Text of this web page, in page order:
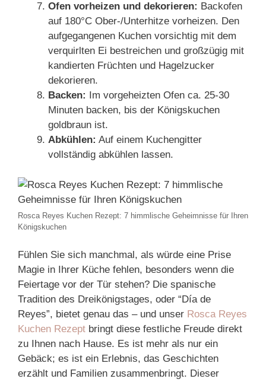
Ofen vorheizen und dekorieren: Backofen
auf 180°C Ober-/Unterhitze vorheizen. Den
aufgegangenen Kuchen vorsichtig mit dem
verquirlten Ei bestreichen und großzügig mit
kandierten Früchten und Hagelzucker
dekorieren.
Backen: Im vorgeheizten Ofen ca. 25-30
Minuten backen, bis der Königskuchen
goldbraun ist.
Abkühlen: Auf einem Kuchengitter
vollständig abkühlen lassen.
Rosca Reyes Kuchen Rezept: 7 himmlische Geheimnisse für Ihren
Königskuchen
Fühlen Sie sich manchmal, als würde eine Prise
Magie in Ihrer Küche fehlen, besonders wenn die
Feiertage vor der Tür stehen? Die spanische
Tradition des Dreikönigstages, oder “Día de
Reyes”, bietet genau das – und unser Rosca Reyes
Kuchen Rezept bringt diese festliche Freude direkt
zu Ihnen nach Hause. Es ist mehr als nur ein
Gebäck; es ist ein Erlebnis, das Geschichten
erzählt und Familien zusammenbringt. Dieser